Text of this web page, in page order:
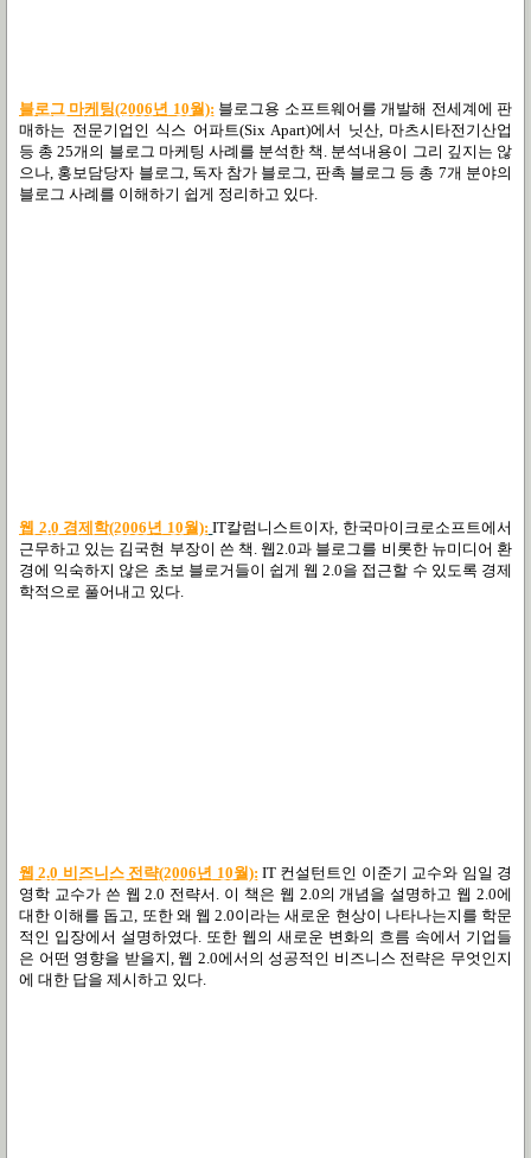
블로그 마케팅(2006년 10월): 블로그용 소프트웨어를 개발해 전세계에 판
매하는 전문기업인 식스 어파트(Six Apart)에서 닛산, 마츠시타전기산업
등 총 25개의 블로그 마케팅 사례를 분석한 책. 분석내용이 그리 깊지는 않
으나, 홍보담당자 블로그, 독자 참가 블로그, 판촉 블로그 등 총 7개 분야의
블로그 사례를 이해하기 쉽게 정리하고 있다.
웹 2.0 경제학(2006년 10월): IT칼럼니스트이자, 한국마이크로소프트에서
근무하고 있는 김국현 부장이 쓴 책. 웹2.0과 블로그를 비롯한 뉴미디어 환
경에 익숙하지 않은 초보 블로거들이 쉽게 웹 2.0을 접근할 수 있도록 경제
학적으로 풀어내고 있다.
웹 2.0 비즈니스 전략(2006년 10월): IT 컨설턴트인 이준기 교수와 임일 경
영학 교수가 쓴 웹 2.0 전략서. 이 책은 웹 2.0의 개념을 설명하고 웹 2.0에
대한 이해를 돕고, 또한 왜 웹 2.0이라는 새로운 현상이 나타나는지를 학문
적인 입장에서 설명하였다. 또한 웹의 새로운 변화의 흐름 속에서 기업들
은 어떤 영향을 받을지, 웹 2.0에서의 성공적인 비즈니스 전략은 무엇인지
에 대한 답을 제시하고 있다.